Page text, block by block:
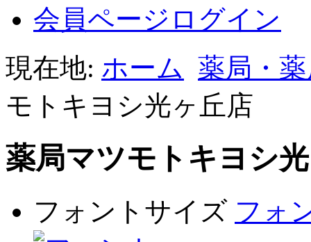
会員ページログイン
現在地: ホーム 薬局・
モトキヨシ光ヶ丘店
薬局マツモトキヨシ
フォントサイズ フォ